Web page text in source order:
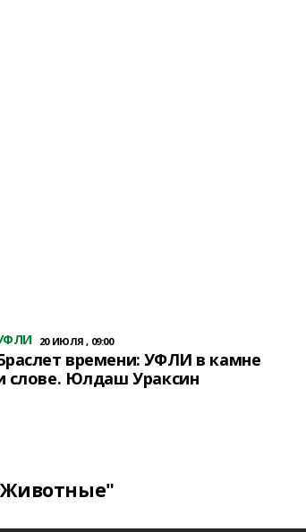
20 ИЮЛЯ , 09:00
времени: УФЛИ в камне
слове. Юлдаш Ураксин